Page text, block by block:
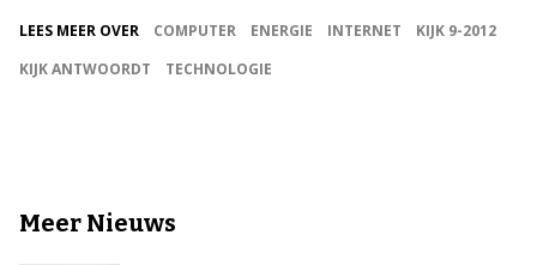
LEES MEER OVER COMPUTER ENERGIE INTERNET
KIJK 9-2012
KIJK ANTWOORDT
TECHNOLOGIE
Meer Nieuws